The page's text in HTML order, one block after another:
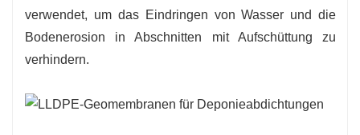
verwendet, um das Eindringen von Wasser und die
Bodenerosion in Abschnitten mit Aufschüttung zu
verhindern.